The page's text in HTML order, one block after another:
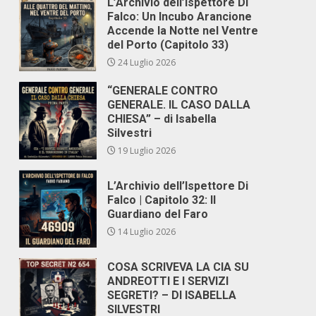
Falco: Un Incubo Arancione
Accende la Notte nel Ventre
del Porto (Capitolo 33)
24 Luglio 2026
“GENERALE CONTRO
GENERALE. IL CASO DALLA
CHIESA” – di Isabella
Silvestri
19 Luglio 2026
L’Archivio dell’Ispettore Di
Falco | Capitolo 32: Il
Guardiano del Faro
14 Luglio 2026
COSA SCRIVEVA LA CIA SU
ANDREOTTI E I SERVIZI
SEGRETI? – DI ISABELLA
SILVESTRI